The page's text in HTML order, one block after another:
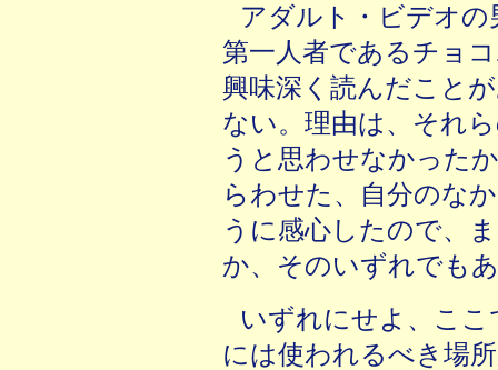
アダルト・ビデオ
第一人者であるチョ
興味深く読んだこと
ない。理由は、それ
うと思わせなかった
らわせた、自分のな
うに感心したので、
か、そのいずれでも
いずれにせよ、こ
には使われるべき場